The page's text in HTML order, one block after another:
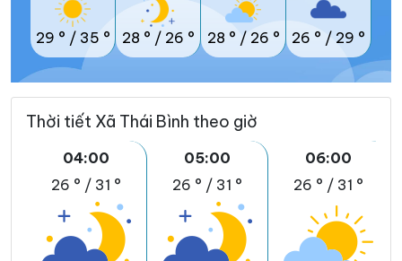
29 ° / 35 ° 28 ° / 26 ° 28 ° / 26 ° 26 ° / 29 °
Thời tiết Xã Thái Bình theo giờ
04:00
26 ° / 31 °
05:00
26 ° / 31 °
06:00
26 ° / 31 °